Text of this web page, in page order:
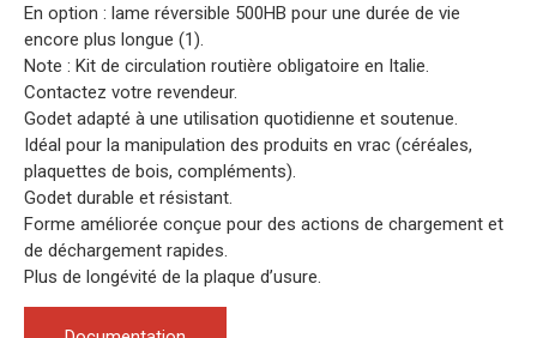
En option : lame réversible 500HB pour une durée de vie
encore plus longue (1).
Note : Kit de circulation routière obligatoire en Italie.
Contactez votre revendeur.
Godet adapté à une utilisation quotidienne et soutenue.
Idéal pour la manipulation des produits en vrac (céréales,
plaquettes de bois, compléments).
Godet durable et résistant.
Forme améliorée conçue pour des actions de chargement et
de déchargement rapides.
Plus de longévité de la plaque d’usure.